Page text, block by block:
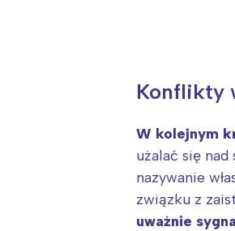
Konflikty
W kolejnym
użalać się
nazywanie
związku z
uważnie